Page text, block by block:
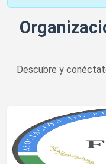
Descubre y
Ver detalles de Future